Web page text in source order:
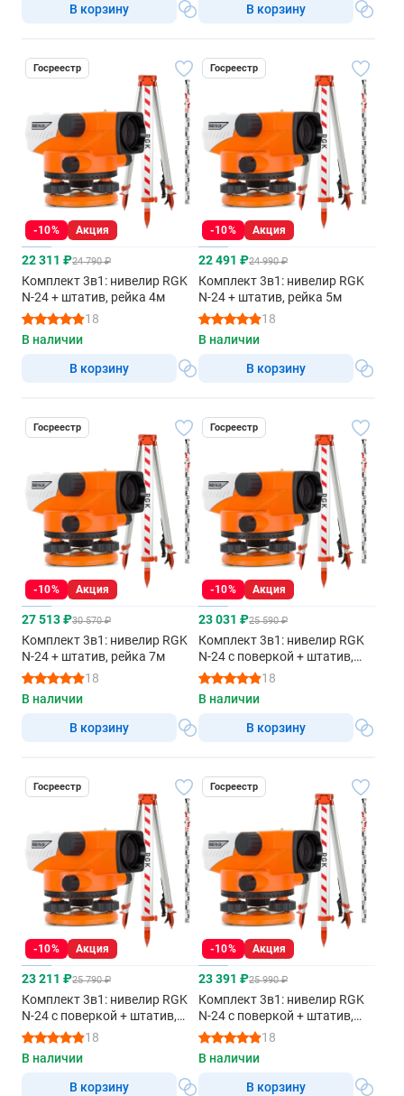
В корзину
В корзину
Госреестр
-10% Акция
22 311 ₽24 790 ₽
Комплект 3в1: нивелир RGK
N-24 + штатив, рейка 4м
18
В наличии
В корзину
Госреестр
-10% Акция
22 491 ₽24 990 ₽
Комплект 3в1: нивелир RGK
N-24 + штатив, рейка 5м
18
В наличии
В корзину
Госреестр
-10% Акция
27 513 ₽30 570 ₽
Комплект 3в1: нивелир RGK
N-24 + штатив, рейка 7м
18
В наличии
В корзину
Госреестр
-10% Акция
23 031 ₽25 590 ₽
Комплект 3в1: нивелир RGK
N-24 с поверкой + штатив,
рейка 3м
18
В наличии
В корзину
Госреестр
-10% Акция
23 211 ₽25 790 ₽
Комплект 3в1: нивелир RGK
N-24 с поверкой + штатив,
рейка 4м
18
В наличии
В корзину
Госреестр
-10% Акция
23 391 ₽25 990 ₽
Комплект 3в1: нивелир RGK
N-24 с поверкой + штатив,
рейка 5м
18
В наличии
В корзину